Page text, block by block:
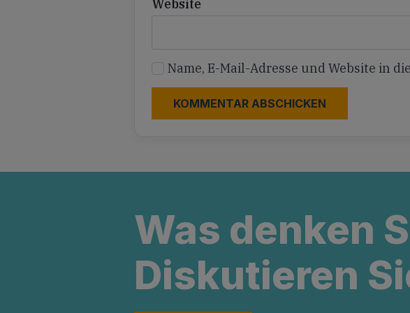
Website
Name, E-Mail-Adresse und Website in
Was denken
Diskutieren